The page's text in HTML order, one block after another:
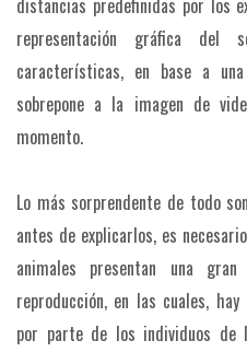
distancias predefinidas por los
representación gráfica del
características, en base a
sobrepone a la imagen de
momento.
Lo más sorprendente de todo
antes de explicarlos, es
animales presentan una
reproducción, en las cuales,
por parte de los individuos de